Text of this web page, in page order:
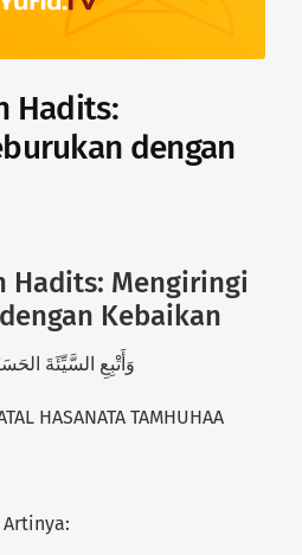
Hadits:
dengan
Hadits: Mengiringi
Kebaikan
وَأَتْبِعِ السَّيِّئَةَ
HASANATA TAMHUHAA
Artinya: